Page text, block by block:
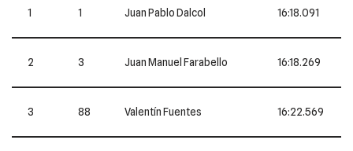
1 1 Juan Pablo Dalcol 16:18.091
2 3 Juan Manuel Farabello 16:18.269
3 88 Valentín Fuentes 16:22.569